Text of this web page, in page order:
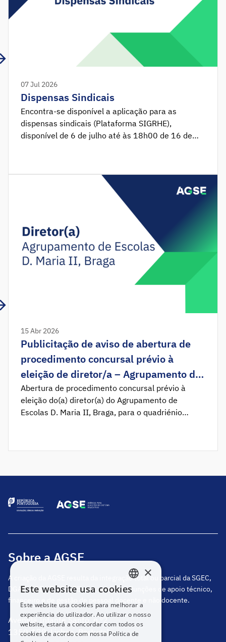
07 Jul 2026
Dispensas Sindicais
Encontra-se disponível a aplicação para as
dispensas sindicais (Plataforma SIGRHE),
disponível de 6 de julho até às 18h00 de 16 de
15 Abr 2026
Publicitação de aviso de abertura de
procedimento concursal prévio à
eleição de diretor/a – Agrupamento de
Escolas D. Maria II, Braga
Abertura de procedimento concursal prévio à
eleição do(a) diretor(a) do Agrupamento de
Escolas D. Maria II, Braga, para o quadriénio
abertura do procedimento concursal prévio à
Sobre a AGSE
A criação da AGSE resulta da integração total ou parcial da SGEC,
DGAE, DGEstE e IGeFE, que centraliza funções de apoio técnico,
financeiro e de gestão de pessoal docente e não docente.
Avenida Infante Santo, n.º2
1350-178, Lisboa, Portugal
PORTUGUESE
ENGLISH
×
Este website usa cookies
Este website usa cookies para melhorar a
experiência do utilizador. Ao utilizar o nosso
website, estará a concordar com todos os
cookies de acordo com nossa Política de